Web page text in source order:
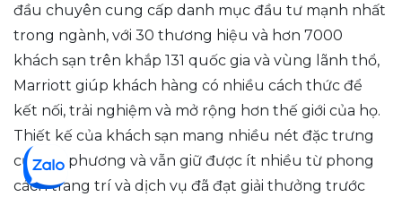
đầu chuyên cung cấp danh mục đầu tư mạnh nhất
trong ngành, với 30 thương hiệu và hơn 7000
khách sạn trên khắp 131 quốc gia và vùng lãnh thổ,
Marriott giúp khách hàng có nhiều cách thức để
kết nối, trải nghiệm và mở rộng hơn thế giới của họ.
Thiết kế của khách sạn mang nhiều nét đặc trưng
của địa phương và vẫn giữ được ít nhiều từ phong
cách trang trí và dịch vụ đã đạt giải thưởng trước